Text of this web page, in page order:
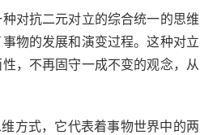
对抗二元对立的综合统一的思维
物的发展和演变过程。这种对立
，不再固守一成不变的观念，从
方式，它代表着事物世界中的两